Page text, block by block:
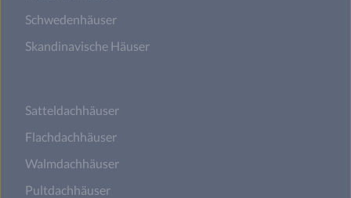
Schwedenhäuser
Skandinavische Häuser
Satteldachhäuser
Flachdachhäuser
Walmdachhäuser
Pultdachhäuser